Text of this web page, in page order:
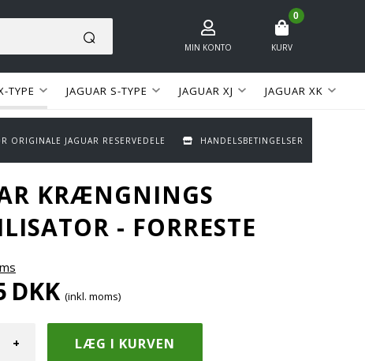
MIN KONTO
0
KURV
TYPE JAGUAR S-TYPE JAGUAR XJ JAGUAR XK
ORIGINALE JAGUAR RESERVEDELE HANDELSBETINGELSER
KRÆNGNINGS
- FORRESTE
DKK (inkl. moms)
+